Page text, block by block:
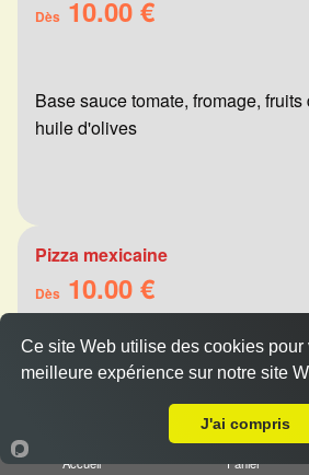
Dès 10.00 €
Base sauce tomate, fromage,
huile d'olives
Pizza mexicaine
Dès 10.00 €
Base sauce tomate, fromage,
merguez, champignons, poivrons
Accueil Panier
Ce site Web utilise des cookies pour
meilleure expérience sur notre site
J'ai compris